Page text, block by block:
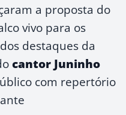
a proposta do
vivo para os
destaques da
cantor Juninho
com repertório